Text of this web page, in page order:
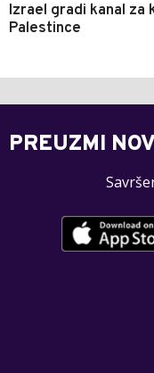
Izrael gradi kanal
Palestince
PREUZMI